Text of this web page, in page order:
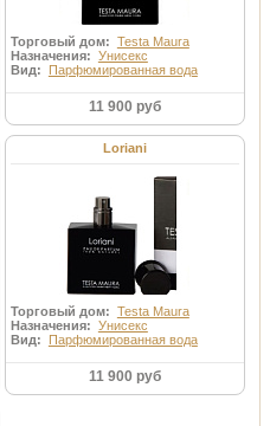
Торговый дом: Testa Maura
Назначения: Унисекс
Вид: Парфюмированная вода
11 900 руб
Loriani
Торговый дом: Testa Maura
Назначения: Унисекс
Вид: Парфюмированная вода
11 900 руб